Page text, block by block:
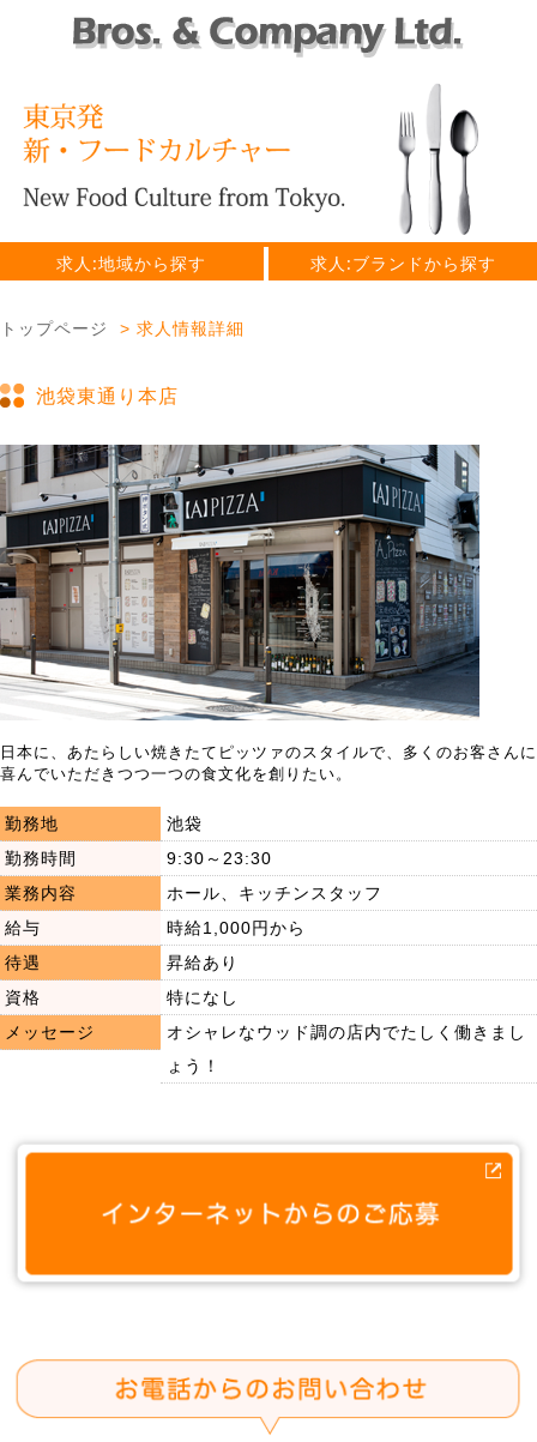
求人:地域から探す 求人:ブランドから探す
トップページ 求人情報詳細
池袋東通り本店
日本に、あたらしい焼きたてピッツァのスタイルで、多くのお客さんに
喜んでいただきつつ一つの食文化を創りたい。
勤務地
池袋
勤務時間
9:30～23:30
業務内容
ホール、キッチンスタッフ
給与
時給1,000円から
待遇
昇給あり
資格
特になし
メッセージ
オシャレなウッド調の店内でたしく働きまし
ょう！